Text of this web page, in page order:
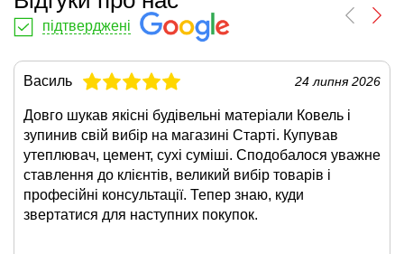
підтверджені
Василь 24 липня 2026
Довго шукав якісні будівельні матеріали Ковель і
зупинив свій вибір на магазині Старті. Купував
утеплювач, цемент, сухі суміші. Сподобалося уважне
ставлення до клієнтів, великий вибір товарів і
професійні консультації. Тепер знаю, куди
звертатися для наступних покупок.